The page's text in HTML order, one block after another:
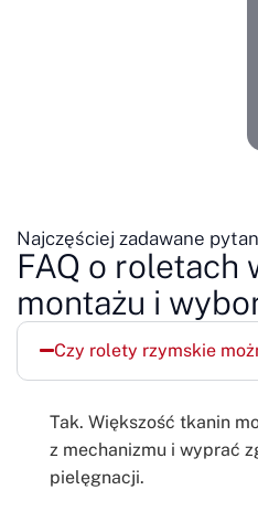
Najczęściej zadawane
FAQ o roletach
montażu i
Czy rolety rzymskie
Tak. Większość tkanin
z mechanizmu i wyprać
pielęgnacji.